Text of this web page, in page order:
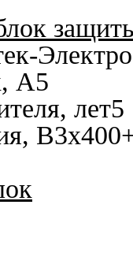
Электро
A5
лет5
В